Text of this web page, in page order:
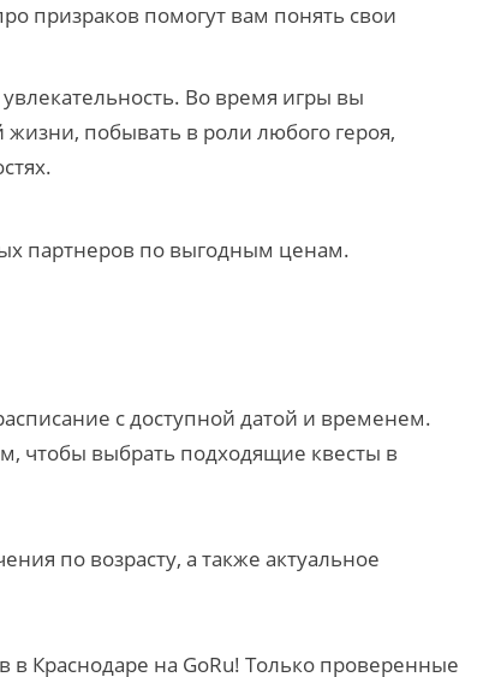
призраков помогут вам понять свои
Во время игры вы
побывать в роли любого героя,
партнеров по выгодным ценам.
с доступной датой и временем.
чтобы выбрать подходящие квесты в
по возрасту, а также актуальное
Краснодаре на GoRu! Только проверенные